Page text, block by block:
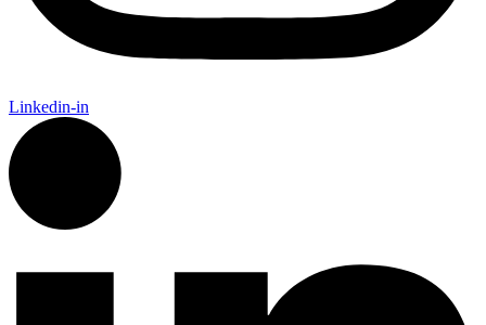
Linkedin-in